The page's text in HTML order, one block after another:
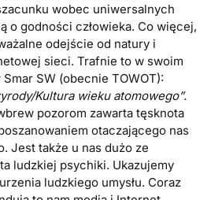
wobec uniwersalnych
o godności człowieka. Co więcej,
odejście od natury i
sieci. Trafnie to w swoim
SW (obecnie TOWOT):
Kultura wieku atomowego”.
pozorom zawarta tęsknota
otaczającego nas
Jest także u nas dużo ze
ludzkiej psychiki. Ukazujemy
ludzkiego umysłu. Coraz